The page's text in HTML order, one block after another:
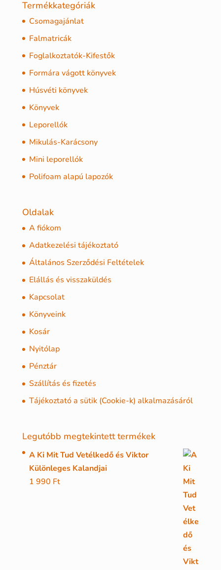
Termékkategóriák
Csomagajánlat
Falmatricák
Foglalkoztatók-Kifestők
Formára vágott könyvek
Húsvéti könyvek
Könyvek
Leporellók
Mikulás-Karácsony
Mini leporellók
Polifoam alapú lapozók
Oldalak
A fiókom
Adatkezelési tájékoztató
Általános Szerződési Feltételek
Elállás és visszaküldés
Kapcsolat
Könyveink
Kosár
Nyitólap
Pénztár
Szállítás és fizetés
Tájékoztató a sütik (Cookie-k) alkalmazásáról
Legutóbb megtekintett termékek
A Ki Mit Tud Vetélkedő és Viktor
Különleges Kalandjai
1 990 Ft